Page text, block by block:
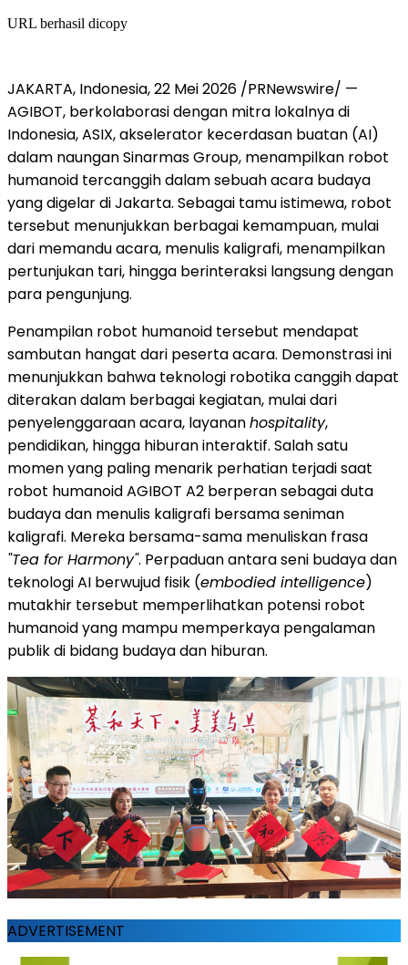
URL berhasil dicopy
JAKARTA, Indonesia, 22 Mei 2026 /PRNewswire/ —
AGIBOT, berkolaborasi dengan mitra lokalnya di
Indonesia, ASIX, akselerator kecerdasan buatan (AI)
dalam naungan Sinarmas Group, menampilkan robot
humanoid tercanggih dalam sebuah acara budaya
yang digelar di Jakarta. Sebagai tamu istimewa, robot
tersebut menunjukkan berbagai kemampuan, mulai
dari memandu acara, menulis kaligrafi, menampilkan
pertunjukan tari, hingga berinteraksi langsung dengan
para pengunjung.
Penampilan robot humanoid tersebut mendapat
sambutan hangat dari peserta acara. Demonstrasi ini
menunjukkan bahwa teknologi robotika canggih dapat
diterakan dalam berbagai kegiatan, mulai dari
penyelenggaraan acara, layananhospitality,
pendidikan, hingga hiburan interaktif. Salah satu
momen yang paling menarik perhatian terjadi saat
robot humanoid AGIBOT A2 berperan sebagai duta
budaya dan menulis kaligrafi bersama seniman
kaligrafi. Mereka bersama-sama menuliskan frasa
"Tea for Harmony". Perpaduan antara seni budaya dan
teknologi AI berwujud fisik (embodied intelligence)
mutakhir tersebut memperlihatkan potensi robot
humanoid yang mampu memperkaya pengalaman
publik di bidang budaya dan hiburan.
ADVERTISEMENT